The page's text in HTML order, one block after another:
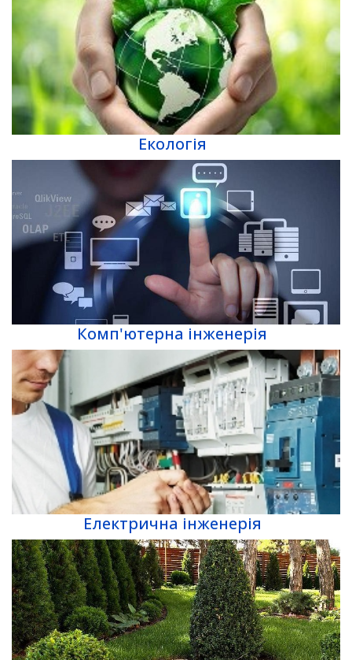
Екологія
Комп'ютерна інженерія
Електрична інженерія